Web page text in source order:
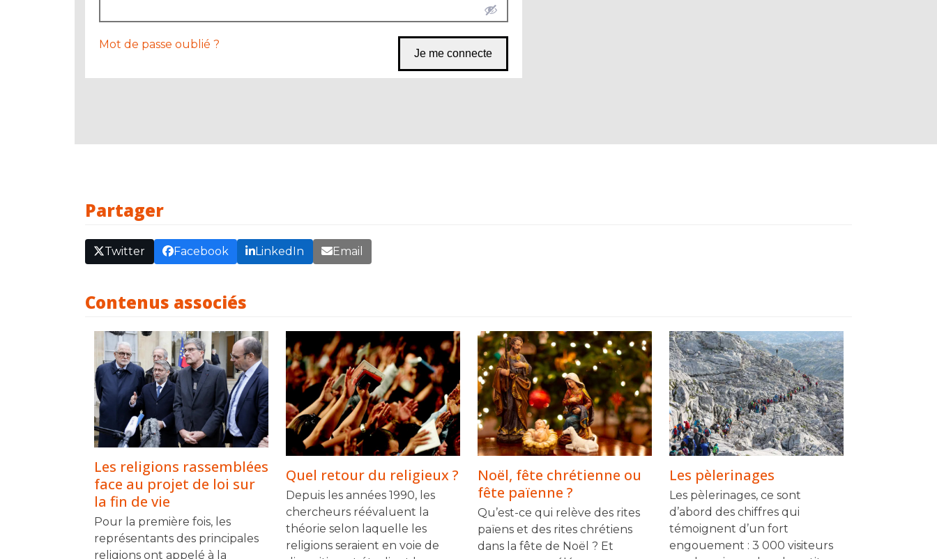
Mot de passe oublié ?
Partager
Twitter Facebook LinkedIn Email
Contenus associés
Les religions rassemblées
face au projet de loi sur
la fin de vie
Pour la première fois, les
représentants des principales
religions ont appelé à la
Quel retour du religieux ?
Depuis les années 1990, les
chercheurs réévaluent la
théorie selon laquelle les
religions seraient en voie de
Noël, fête chrétienne ou
fête païenne ?
Qu’est-ce qui relève des rites
païens et des rites chrétiens
dans la fête de Noël ? Et
Les pèlerinages
Les pèlerinages, ce sont
d’abord des chiffres qui
témoignent d’un fort
engouement : 3 000 visiteurs